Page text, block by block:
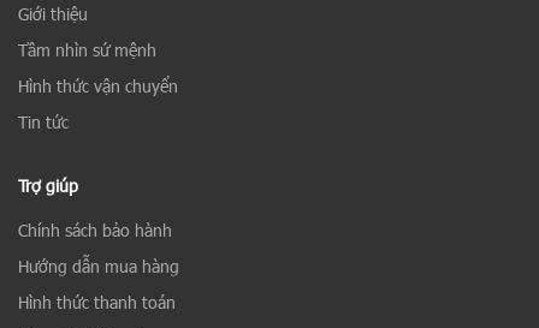
Giới thiệu
Tầm nhìn sứ mệnh
Hình thức vận chuyển
Tin tức
Trợ giúp
Chính sách bảo hành
Hướng dẫn mua hàng
Hình thức thanh toán